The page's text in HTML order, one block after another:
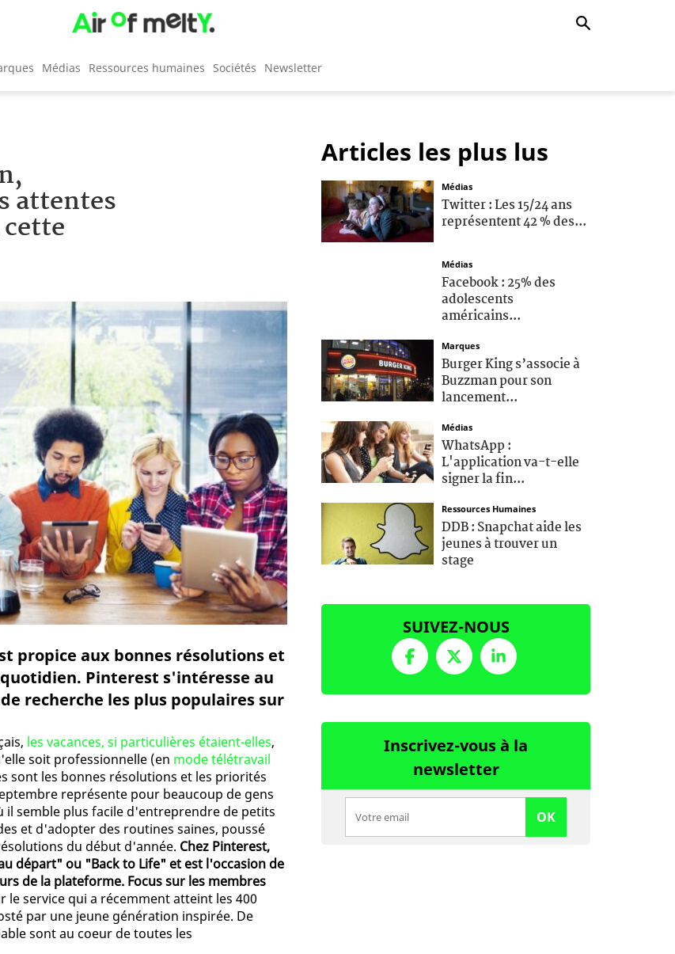
Médias Ressources humaines Sociétés Newsletter
attentes
propice aux bonnes résolutions et
Pinterest s'intéresse au
recherche les plus populaires sur
les vacances, si particulières étaient-elles,
soit professionnelle (en mode télétravail
sont les bonnes résolutions et les priorités
représente pour beaucoup de gens
il semble plus facile d'entreprendre de petits
et d'adopter des routines saines, poussé
du début d'année. Chez Pinterest,
départ" ou "Back to Life" et est l'occasion de
de la plateforme. Focus sur les membres
le service qui a récemment atteint les 400
par une jeune génération inspirée. De
sont au coeur de toutes les
Articles les plus lus
Médias
Twitter : Les 15/24 ans
représentent 42 % des...
Médias
Facebook : 25% des
adolescents
américains...
Marques
Burger King s’associe à
Buzzman pour son
lancement...
Médias
WhatsApp :
L'application va-t-elle
signer la fin...
Ressources Humaines
DDB : Snapchat aide les
jeunes à trouver un
stage
SUIVEZ-NOUS
Inscrivez-vous à la
newsletter
OK